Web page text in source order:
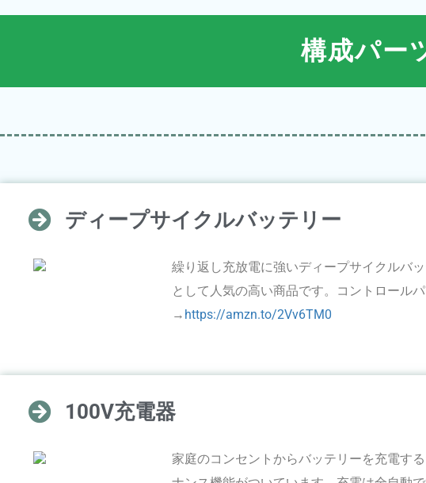
構成パー
ディープサイクルバッテリー
繰り返し充放電に強いディープサイクルバ
として人気の高い商品です。コントロール
→ https://amzn.to/2Vv6TM0
100V充電器
家庭のコンセントからバッテリーを充電す